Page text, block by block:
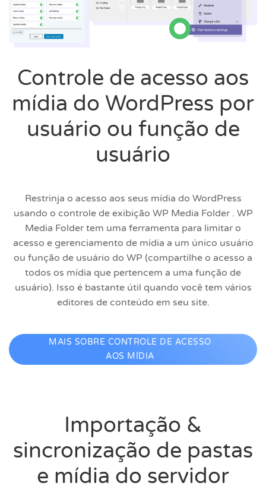
Controle de acesso aos
mídia do WordPress por
usuário ou função de
usuário
Restrinja o acesso aos seus mídia do WordPress
usando o controle de exibição WP Media Folder . WP
Media Folder tem uma ferramenta para limitar o
acesso e gerenciamento de mídia a um único usuário
ou função de usuário do WP (compartilhe o acesso a
todos os mídia que pertencem a uma função de
usuário). Isso é bastante útil quando você tem vários
editores de conteúdo em seu site.
MAIS SOBRE CONTROLE DE ACESSO
AOS MÍDIA
Importação &
sincronização de pastas
e mídia do servidor